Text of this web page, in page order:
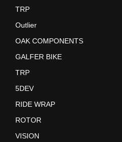
Campagnolo（カンパニョーロ）
ROTOR
PRO
Vittoria
ASSOS PROSHOP NAGOYA
TRP
Outlier
OAK COMPONENTS
GALFER BIKE
TRP
5DEV
RIDE WRAP
ROTOR
VISION